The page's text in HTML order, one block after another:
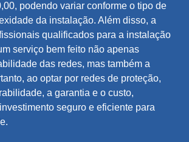
podendo variar conforme o tipo de
da instalação. Além disso, a
qualificados para a instalação
serviço bem feito não apenas
das redes, mas também a
ao optar por redes de proteção,
a garantia e o custo,
seguro e eficiente para